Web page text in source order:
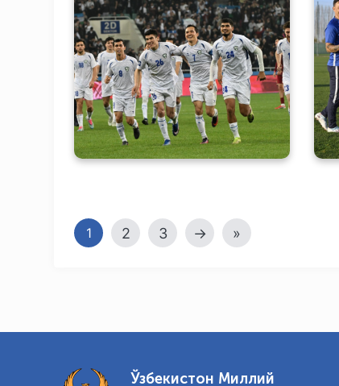
Венесуэлага қарши ўйиндан
суратлар
1 2 3 → »
Ўзбекистон Миллий